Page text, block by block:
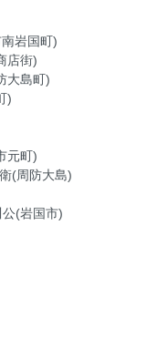
岩国町)
店街)
大島町)
)
元町)
(周防大島)
(岩国市)